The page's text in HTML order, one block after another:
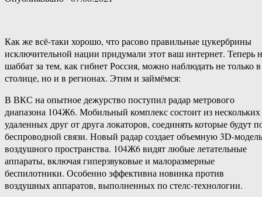
Как же всё-таки хорошо, что расово правильные цукербрины
исключительной нации придумали этот ваш интернет. Теперь
шаббат за тем, как гибнет Россия, можно наблюдать не только в
столице, но и в регионах. Этим и займёмся:
В ВКС на опытное дежурство поступил радар метрового
диапазона 104Ж6. Мобильный комплекс состоит из нескольких
удаленных друг от друга локаторов, соединять которые будут
беспроводной связи. Новый радар создает объемную 3D-модель
воздушного пространства. 104Ж6 видят любые летательные
аппараты, включая гиперзвуковые и малоразмерные
беспилотники. Особенно эффективна новинка против
воздушных аппаратов, выполненных по стелс-технологии.